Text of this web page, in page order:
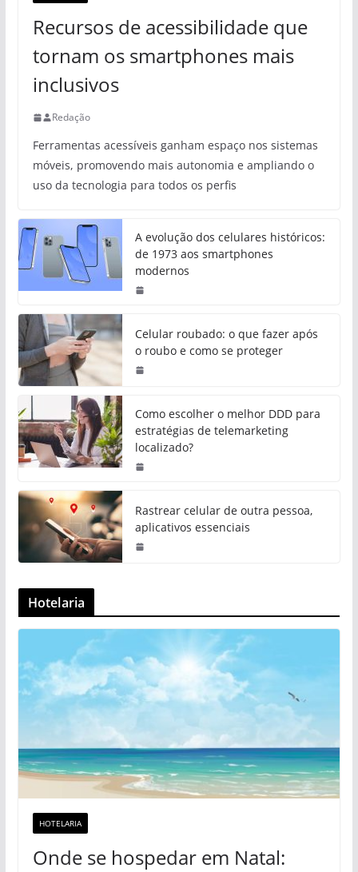
Recursos de acessibilidade que
tornam os smartphones mais
inclusivos
Redação
Ferramentas acessíveis ganham espaço nos sistemas
móveis, promovendo mais autonomia e ampliando o
uso da tecnologia para todos os perfis
A evolução dos celulares históricos:
de 1973 aos smartphones
modernos
Celular roubado: o que fazer após
o roubo e como se proteger
Como escolher o melhor DDD para
estratégias de telemarketing
localizado?
Rastrear celular de outra pessoa,
aplicativos essenciais
Hotelaria
HOTELARIA
Onde se hospedar em Natal: